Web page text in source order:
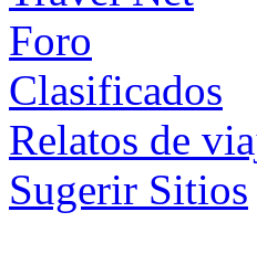
Foro
Clasificados
Relatos de
Sugerir Sitios